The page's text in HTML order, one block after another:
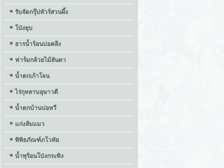
รับจัดกรุ๊ปทัวร์สวนผึ้ง
โป่งยุบ
ธารน้ำร้อนบ่อคลึง
ฟาร์มกล้วยไม้ลันดา
น้ำตกเก้าโจน
ไร่กุหลาบอุษาวดี
น้ำตกบ้านบ่อหวี
แก่งส้มแมว
พิพิธภัณฑ์ภโวทัย
น้ำพุร้อนโป่งกระทิง